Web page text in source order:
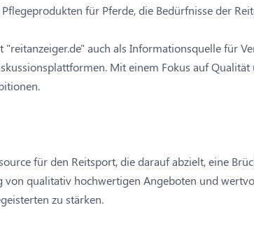
für Pferde, die Bedürfnisse der
auch als Informationsquelle für
Mit einem Fokus auf
für den Reitsport, die darauf abzielt, eine
von qualitativ hochwertigen Angeboten und
zu stärken.